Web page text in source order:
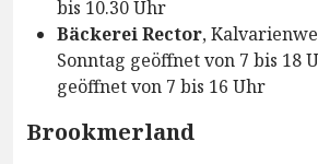
bis 10.30 Uhr
Bäckerei Rector,
Sonntag geöffnet von 7 bis 18
geöffnet von 7 bis 16 Uhr
Brookmerland